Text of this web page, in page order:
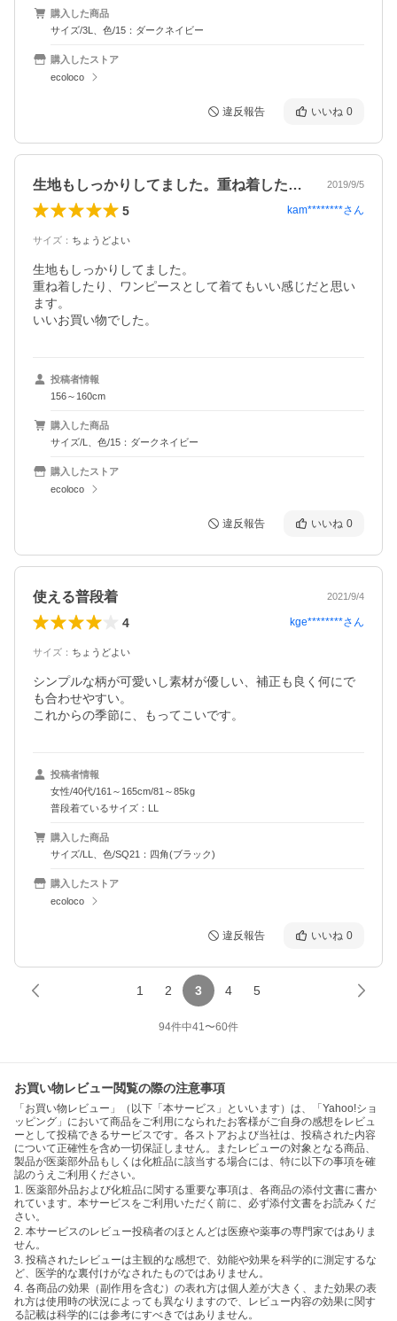
購入した商品
サイズ/3L、色/15：ダークネイビー
購入したストア
ecoloco
違反報告 いいね 0
生地もしっかりしてました。重ね着したり… 2019/9/5
5 kam********さん
サイズ ： ちょうどよい
生地もしっかりしてました。
重ね着したり、ワンピースとして着てもいい感じだと思い
ます。
いいお買い物でした。
投稿者情報
156～160cm
購入した商品
サイズ/L、色/15：ダークネイビー
購入したストア
ecoloco
違反報告 いいね 0
使える普段着 2021/9/4
4 kge********さん
サイズ ： ちょうどよい
シンプルな柄が可愛いし素材が優しい、補正も良く何にで
も合わせやすい。
これからの季節に、もってこいです。
投稿者情報
女性/40代/161～165cm/81～85kg
普段着ているサイズ：LL
購入した商品
サイズ/LL、色/SQ21：四角(ブラック)
購入したストア
ecoloco
違反報告 いいね 0
1 2 3 4 5
94件中41〜60件
お買い物レビュー閲覧の際の注意事項
「お買い物レビュー」（以下「本サービス」といいます）は、「Yahoo!ショ
ッピング」において商品をご利用になられたお客様がご自身の感想をレビュ
ーとして投稿できるサービスです。各ストアおよび当社は、投稿された内容
について正確性を含め一切保証しません。またレビューの対象となる商品、
製品が医薬部外品もしくは化粧品に該当する場合には、特に以下の事項を確
認のうえご利用ください。
1. 医薬部外品および化粧品に関する重要な事項は、各商品の添付文書に書か
れています。本サービスをご利用いただく前に、必ず添付文書をお読みくだ
さい。
2. 本サービスのレビュー投稿者のほとんどは医療や薬事の専門家ではありま
せん。
3. 投稿されたレビューは主観的な感想で、効能や効果を科学的に測定するな
ど、医学的な裏付けがなされたものではありません。
4. 各商品の効果（副作用を含む）の表れ方は個人差が大きく、また効果の表
れ方は使用時の状況によっても異なりますので、レビュー内容の効果に関す
る記載は科学的には参考にすべきではありません。